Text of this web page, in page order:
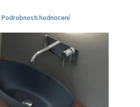
Podrobnosti hodnocení